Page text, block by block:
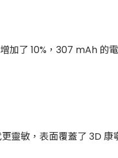
了 10%，307 mAh 的
敏，表面覆蓋了 3D